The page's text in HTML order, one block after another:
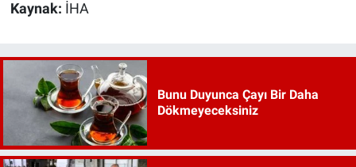
Kaynak: İHA
Bunu Duyunca Çayı Bir Daha
Dökmeyeceksiniz